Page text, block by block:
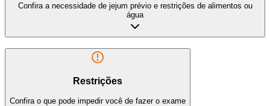
Confira a necessidade de jejum prévio e restrições de alimentos ou
água
Restrições
Confira o que pode impedir você de fazer o exame